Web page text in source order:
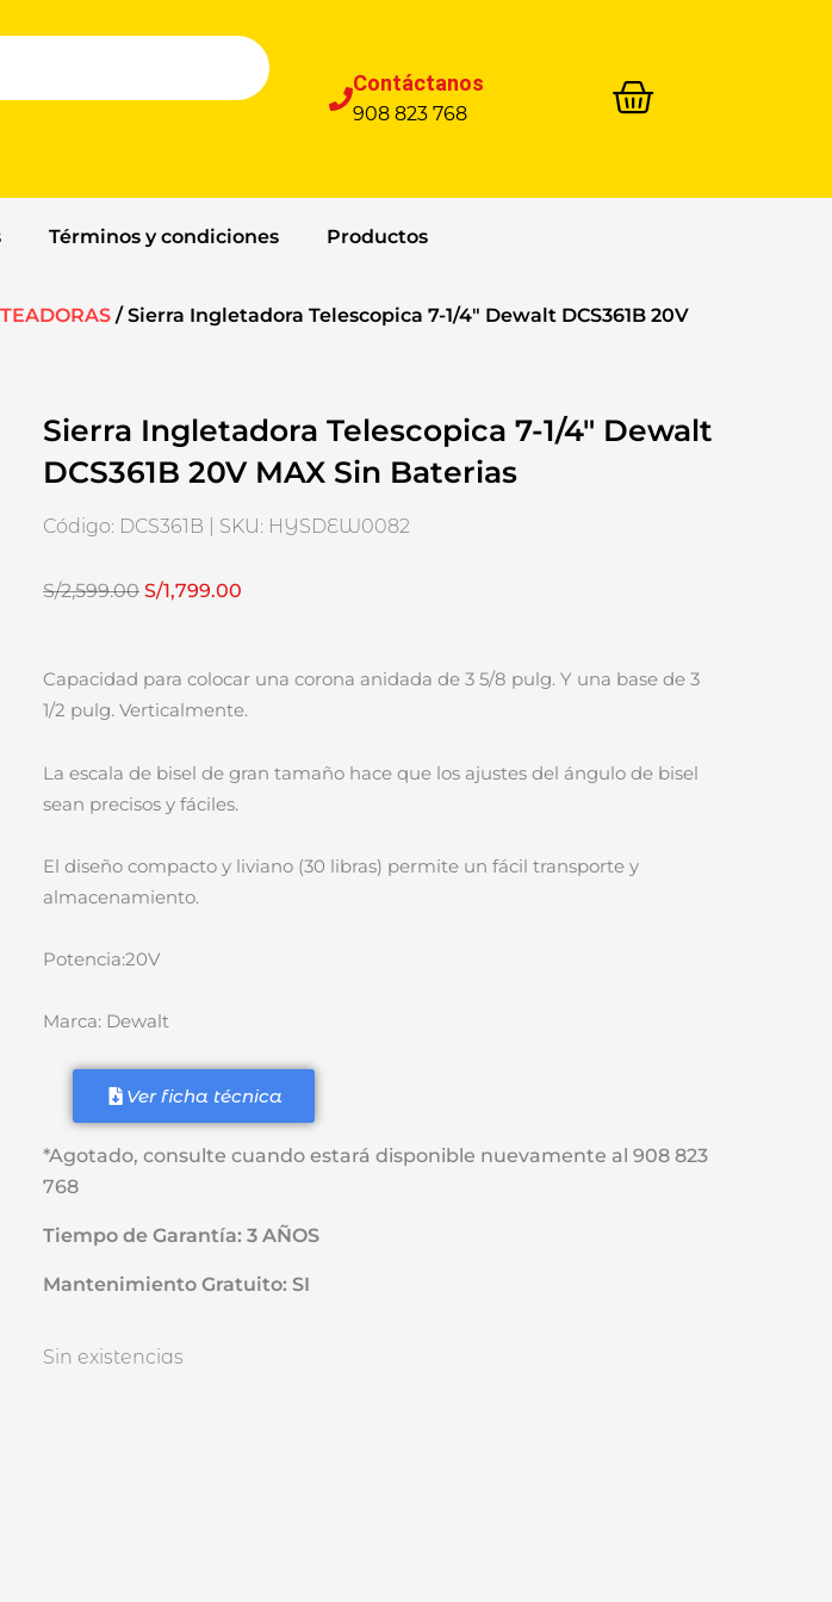
Contáctanos
908 823 768
Términos y condiciones Productos
/ Sierra Ingletadora Telescopica 7-1/4″ Dewalt DCS361B 20V
Sierra Ingletadora Telescopica 7-1/4″ Dewalt
DCS361B 20V MAX Sin Baterias
Código: DCS361B | SKU: HYSDEW0082
S/2,599.00 El
era:
S/2,599.00.
S/1,799.00
es:
S/1,799.00.
Capacidad para colocar una corona anidada de 3 5/8 pulg. Y una base de 3
1/2 pulg. Verticalmente.
La escala de bisel de gran tamaño hace que los ajustes del ángulo de bisel
sean precisos y fáciles.
El diseño compacto y liviano (30 libras) permite un fácil transporte y
almacenamiento.
Potencia:20V
Marca: Dewalt
Ver ficha técnica
*Agotado, consulte cuando estará disponible nuevamente al 908 823
768
Tiempo de Garantía: 3 AÑOS
Mantenimiento Gratuito: SI
Sin existencias